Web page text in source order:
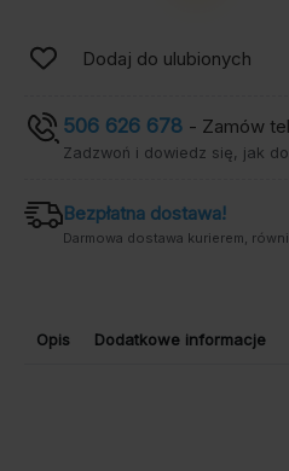
Dodaj do ulubionych
506 626 678 - Zamów
Zadzwoń i dowiedz się, jak
Bezpłatna dostawa!
Darmowa dostawa kurierem,
Opis Dodatkowe informacje